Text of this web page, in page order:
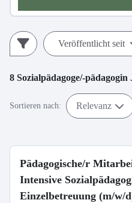
Veröffentlicht seit
8 Sozialpädagoge/-pädagogin
Sortieren nach: Relevanz
Pädagogische/r
Intensive
Einzelbetreuung (m/w/